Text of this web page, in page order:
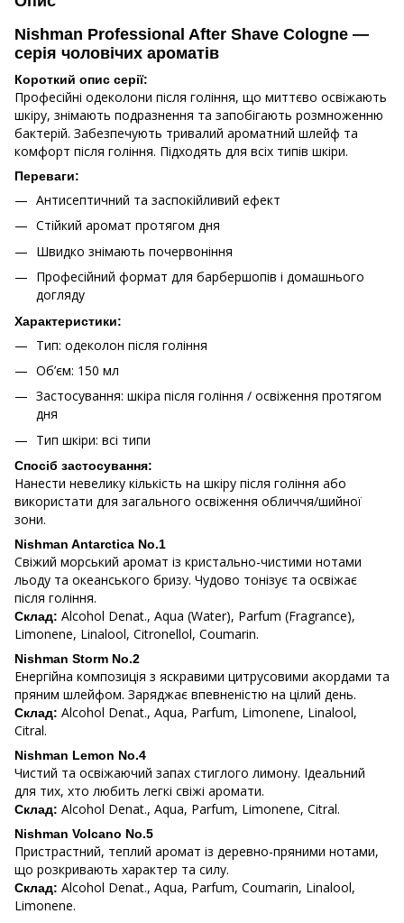
Nishman Professional After Shave Cologne —
серія чоловічих ароматів
Короткий опис серії:
Професійні одеколони після гоління, що миттєво освіжають
шкіру, знімають подразнення та запобігають розмноженню
бактерій. Забезпечують тривалий ароматний шлейф та
комфорт після гоління. Підходять для всіх типів шкіри.
Переваги:
Антисептичний та заспокійливий ефект
Стійкий аромат протягом дня
Швидко знімають почервоніння
Професійний формат для барбершопів і домашнього
догляду
Характеристики:
Тип: одеколон після гоління
Об’єм: 150 мл
Застосування: шкіра після гоління / освіження протягом
дня
Тип шкіри: всі типи
Спосіб застосування:
Нанести невелику кількість на шкіру після гоління або
використати для загального освіження обличчя/шийної
зони.
Nishman Antarctica No.1
Свіжий морський аромат із кристально-чистими нотами
льоду та океанського бризу. Чудово тонізує та освіжає
після гоління.
Склад: Alcohol Denat., Aqua (Water), Parfum (Fragrance),
Limonene, Linalool, Citronellol, Coumarin.
Nishman Storm No.2
Енергійна композиція з яскравими цитрусовими акордами та
пряним шлейфом. Заряджає впевненістю на цілий день.
Склад: Alcohol Denat., Aqua, Parfum, Limonene, Linalool,
Citral.
Nishman Lemon No.4
Чистий та освіжаючий запах стиглого лимону. Ідеальний
для тих, хто любить легкі свіжі аромати.
Склад: Alcohol Denat., Aqua, Parfum, Limonene, Citral.
Nishman Volcano No.5
Пристрастний, теплий аромат із деревно-пряними нотами,
що розкривають характер та силу.
Склад: Alcohol Denat., Aqua, Parfum, Coumarin, Linalool,
Limonene.